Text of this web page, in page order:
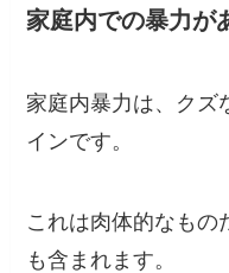
家庭内での暴力が
家庭内暴力は、クズ
インです。
これは肉体的なもの
も含まれます。